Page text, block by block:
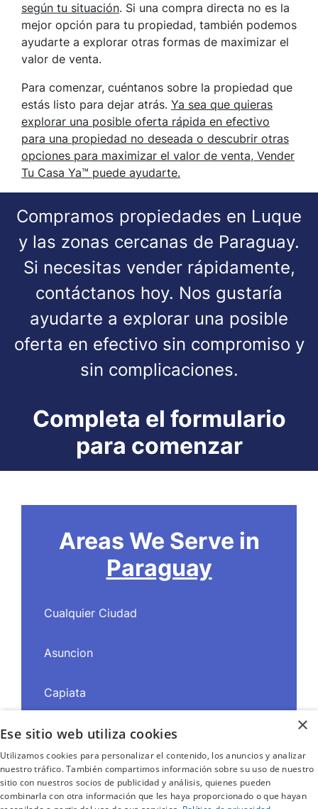
según tu situación. Si una compra directa no es la
mejor opción para tu propiedad, también podemos
ayudarte a explorar otras formas de maximizar el
valor de venta.
Para comenzar, cuéntanos sobre la propiedad que
estás listo para dejar atrás. Ya sea que quieras
explorar una posible oferta rápida en efectivo
para una propiedad no deseada o descubrir otras
opciones para maximizar el valor de venta, Vender
Tu Casa Ya™ puede ayudarte.
Compramos propiedades en Luque
y las zonas cercanas de Paraguay.
Si necesitas vender rápidamente,
contáctanos hoy. Nos gustaría
ayudarte a explorar una posible
oferta en efectivo sin compromiso y
sin complicaciones.
Completa el formulario
para comenzar
Areas We Serve in
Paraguay
Cualquier Ciudad
Asuncion
Capiata
Ciudad del Este
San Lorenzo
×
Ese sitio web utiliza cookies
Utilizamos cookies para personalizar el contenido, los anuncios y analizar
nuestro tráfico. También compartimos información sobre su uso de nuestro
sitio con nuestros socios de publicidad y análisis, quienes pueden
combinarla con otra información que les haya proporcionado o que hayan